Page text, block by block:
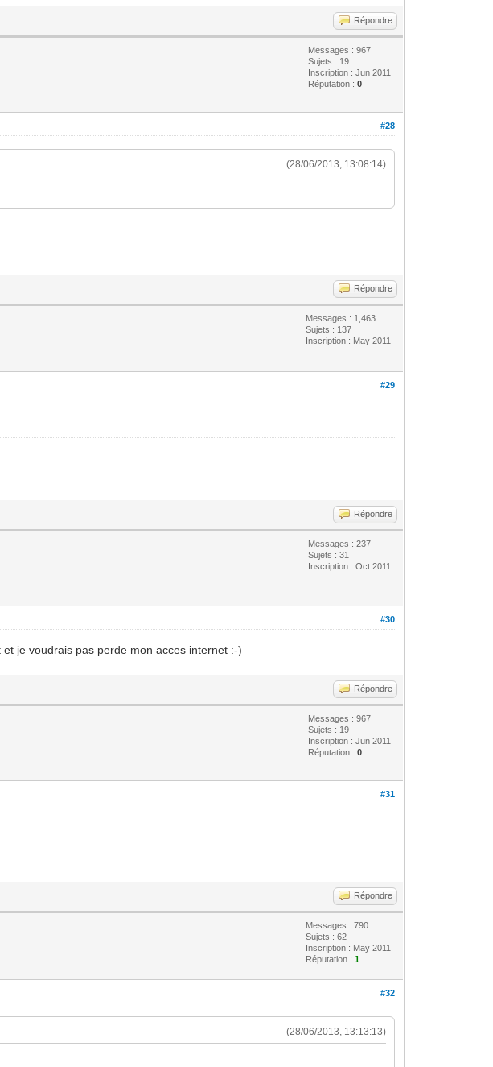
Répondre
Messages : 967
Sujets : 19
Inscription : Jun 2011
Réputation :0
#28
(28/06/2013, 13:08:14)
Répondre
Messages : 1,463
Sujets : 137
Inscription : May 2011
#29
Répondre
Messages : 237
Sujets : 31
Inscription : Oct 2011
#30
je voudrais pas perde mon acces internet :-)
Répondre
Messages : 967
Sujets : 19
Inscription : Jun 2011
Réputation :0
#31
Répondre
Messages : 790
Sujets : 62
Inscription : May 2011
Réputation :1
#32
(28/06/2013, 13:13:13)